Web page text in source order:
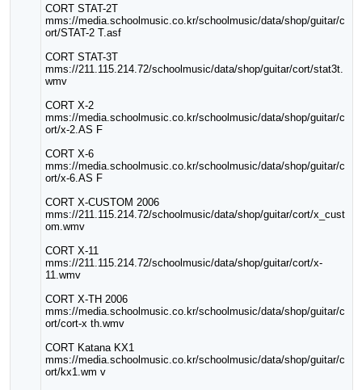
CORT STAT-2T
mms://media.schoolmusic.co.kr/schoolmusic/data/shop/guitar/c
ort/STAT-2 T.asf
CORT STAT-3T
mms://211.115.214.72/schoolmusic/data/shop/guitar/cort/stat3t.
wmv
CORT X-2
mms://media.schoolmusic.co.kr/schoolmusic/data/shop/guitar/c
ort/x-2.AS F
CORT X-6
mms://media.schoolmusic.co.kr/schoolmusic/data/shop/guitar/c
ort/x-6.AS F
CORT X-CUSTOM 2006
mms://211.115.214.72/schoolmusic/data/shop/guitar/cort/x_cust
om.wmv
CORT X-11
mms://211.115.214.72/schoolmusic/data/shop/guitar/cort/x-
11.wmv
CORT X-TH 2006
mms://media.schoolmusic.co.kr/schoolmusic/data/shop/guitar/c
ort/cort-x th.wmv
CORT Katana KX1
mms://media.schoolmusic.co.kr/schoolmusic/data/shop/guitar/c
ort/kx1.wm v